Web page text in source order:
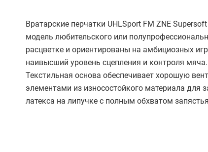
Вратарские перчатки UHLSport FM ZNE
модель любительского или
расцветке и ориентированы на амбициозных
наивысший уровень сцепления и контроля
Текстильная основа обеспечивает хорошую
элементами из износостойкого материала для
латекса на липучке с полным обхватом